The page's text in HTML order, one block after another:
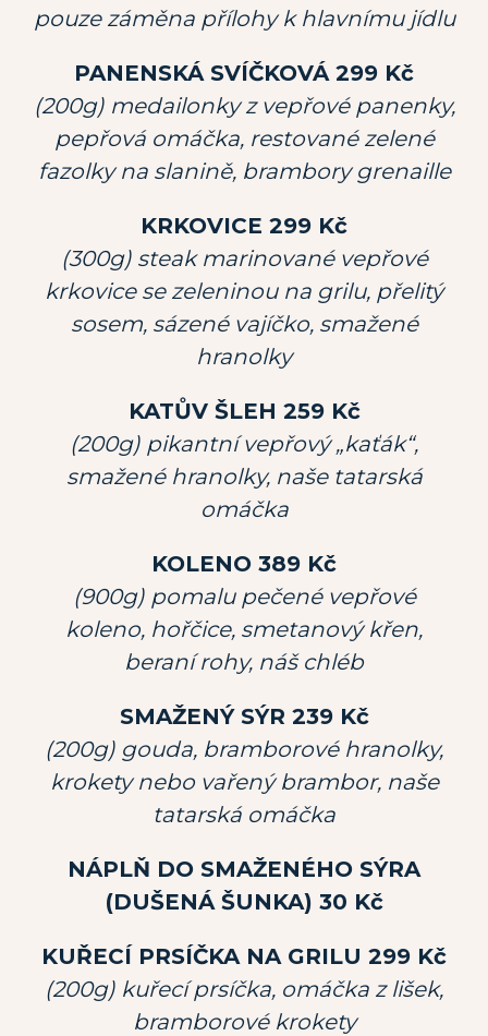
pouze záměna přílohy k hlavnímu jídlu
PANENSKÁ SVÍČKOVÁ 299 Kč
(200g) medailonky z vepřové panenky,
pepřová omáčka, restované zelené
fazolky na slanině, brambory grenaille
KRKOVICE 299 Kč
(300g) steak marinované vepřové
krkovice se zeleninou na grilu, přelitý
sosem, sázené vajíčko, smažené
hranolky
KATŮV ŠLEH 259 Kč
(200g) pikantní vepřový „kaťák“,
smažené hranolky, naše tatarská
omáčka
KOLENO 389 Kč
(900g) pomalu pečené vepřové
koleno, hořčice, smetanový křen,
beraní rohy, náš chléb
SMAŽENÝ SÝR 239 Kč
(200g) gouda, bramborové hranolky,
krokety nebo vařený brambor, naše
tatarská omáčka
NÁPLŇ DO SMAŽENÉHO SÝRA
(DUŠENÁ ŠUNKA) 30 Kč
KUŘECÍ PRSÍČKA NA GRILU 299 Kč
(200g) kuřecí prsíčka, omáčka z lišek,
bramborové krokety